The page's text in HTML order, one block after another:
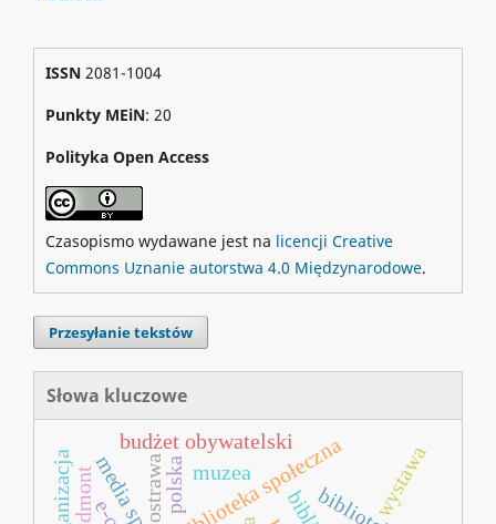
ISSN2081-1004
Punkty MEiN: 20
Polityka Open Access
Czasopismo wydawane jest na licencji Creative
Commons Uznanie autorstwa 4.0 Międzynarodowe.
Przesyłanie tekstów
Słowa kluczowe
biblioteka społeczna
budżet obywatelski
wystawa
polska
ostrawa muzea